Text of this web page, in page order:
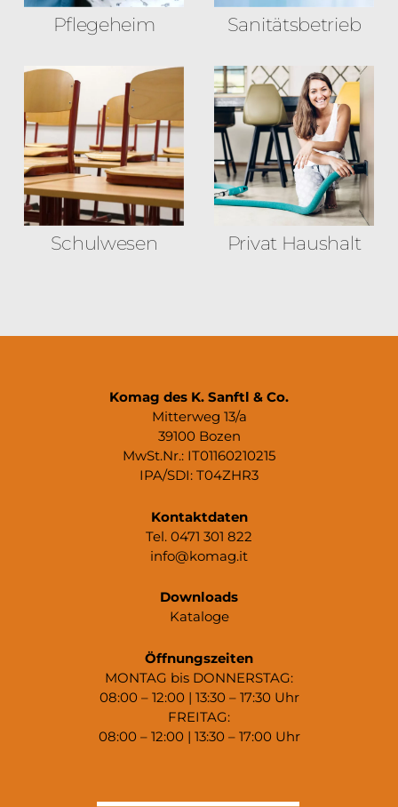
Pflegeheim Sanitäts­betrieb
Schulwesen Privat Haushalt
Komag des K. Sanftl & Co.
Mitterweg 13/a
39100 Bozen
MwSt.Nr.: IT01160210215
IPA/SDI: T04ZHR3
Kontaktdaten
Tel. 0471 301 822
info@komag.it
Downloads
Kataloge
Öffnungszeiten
MONTAG bis DONNERSTAG:
08:00 – 12:00 | 13:30 – 17:30 Uhr
FREITAG:
08:00 – 12:00 | 13:30 – 17:00 Uhr